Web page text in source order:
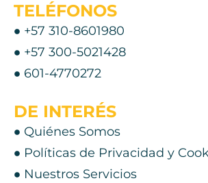
TELÉFONOS
+57 310-8601980
+57 300-5021428
601-4770272
DE INTERÉS
Quiénes Somos
Políticas de Privacidad y
Nuestros Servicios